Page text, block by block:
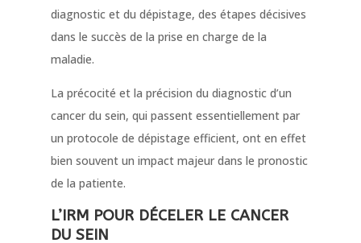
diagnostic et du dépistage, des étapes décisives
dans le succès de la prise en charge de la
maladie.
La précocité et la précision du diagnostic d’un
cancer du sein, qui passent essentiellement par
un protocole de dépistage efficient, ont en effet
bien souvent un impact majeur dans le pronostic
de la patiente.
L’IRM POUR DÉCELER LE CANCER
DU SEIN